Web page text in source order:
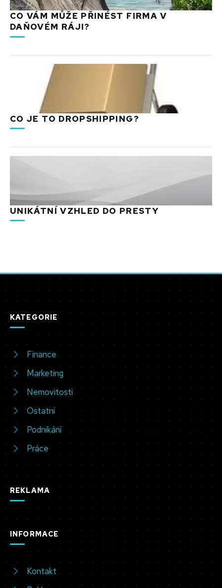
CO VÁM MŮŽE PŘINÉST FIRMA V
DAŇOVÉM RÁJI?
CO JE TO DROPSHIPPING?
UNIKÁTNÍ VZHLED DO PRESTY
KATEGORIE
Finance
Marketing
Nemovitosti
Ostatní
Podnikání
Práce
REKLAMA
INFORMACE
Kontakt